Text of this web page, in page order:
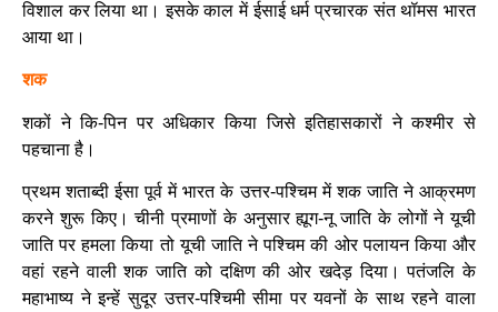
विशाल कर लिया था। इसके काल में ईसाई धर्म प्रचारक संत थॉमस भारत
आया था।
शक
शकों ने कि-पिन पर अधिकार किया जिसे इतिहासकारों ने कश्मीर से
पहचाना है।
प्रथम शताब्दी ईसा पूर्व में भारत के उत्तर-पश्चिम में शक जाति ने आक्रमण
करने शुरू किए। चीनी प्रमाणों के अनुसार ह्यूग-नू जाति के लोगों ने यूची
जाति पर हमला किया तो यूची जाति ने पश्चिम की ओर पलायन किया और
वहां रहने वाली शक जाति को दक्षिण की ओर खदेड़ दिया। पतंजलि के
महाभाष्य ने इन्हें सुदूर उत्तर-पश्चिमी सीमा पर यवनों के साथ रहने वाला